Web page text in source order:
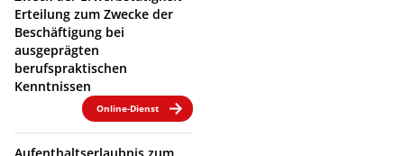
Erteilung zum Zwecke der
Beschäftigung bei
ausgeprägten
berufspraktischen
Kenntnissen
Online-Dienst